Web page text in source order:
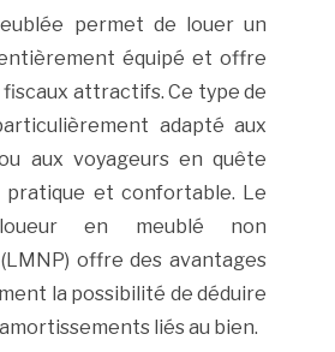
permet de louer un
équipé et offre
attractifs. Ce type de
adapté aux
aux voyageurs en quête
pratique et confortable. Le
en meublé non
offre des avantages
la possibilité de déduire
liés au bien.